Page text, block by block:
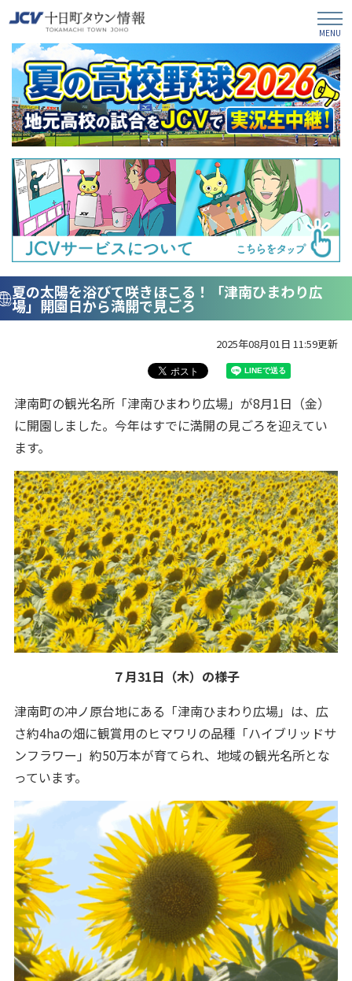
夏の太陽を浴びて咲きほこる！「津南ひまわり広
場」開園日から満開で見ごろ
2025年08月01日 11:59更新
津南町の観光名所「津南ひまわり広場」が8月1日（金）
に開園しました。今年はすでに満開の見ごろを迎えてい
ます。
７月31日（木）の様子
津南町の冲ノ原台地にある「津南ひまわり広場」は、広
さ約4haの畑に観賞用のヒマワリの品種「ハイブリッドサ
ンフラワー」約50万本が育てられ、地域の観光名所とな
っています。